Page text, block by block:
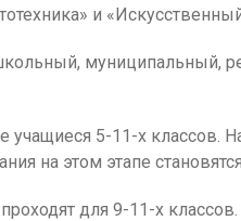
и
муниципальный,
5-11-х классов.
на этом этапе
для 9-11-х